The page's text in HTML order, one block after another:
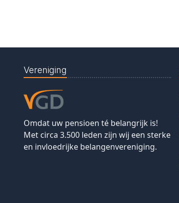
Vereniging
Omdat uw pensioen té belangrijk is!
Met circa 3.500 leden zijn wij een sterke
en invloedrijke belangenvereniging.